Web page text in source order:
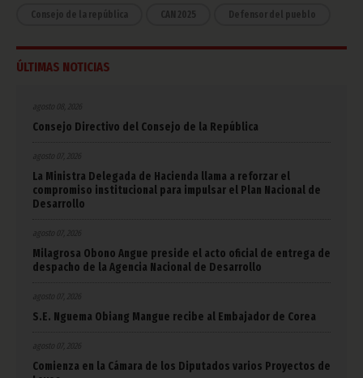
Consejo de la república CAN 2025 Defensor del pueblo
ÚLTIMAS NOTICIAS
agosto 08, 2026
Consejo Directivo del Consejo de la República
agosto 07, 2026
La Ministra Delegada de Hacienda llama a reforzar el
compromiso institucional para impulsar el Plan Nacional de
Desarrollo
agosto 07, 2026
Milagrosa Obono Angue preside el acto oficial de entrega de
despacho de la Agencia Nacional de Desarrollo
agosto 07, 2026
S.E. Nguema Obiang Mangue recibe al Embajador de Corea
agosto 07, 2026
Comienza en la Cámara de los Diputados varios Proyectos de